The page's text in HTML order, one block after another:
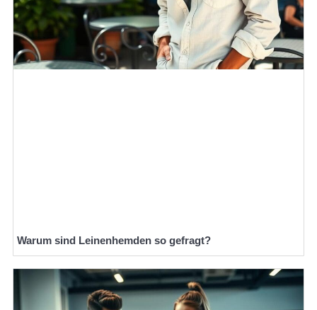
Warum sind Leinenhemden so gefragt?